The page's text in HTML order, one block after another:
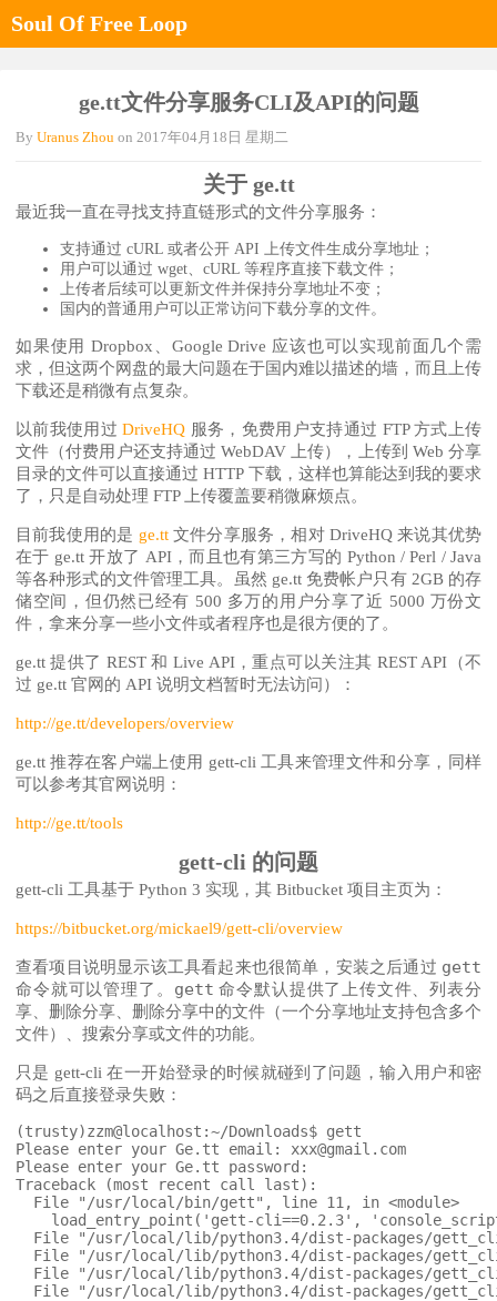
Soul Of Free Loop
ge.tt文件分享服务CLI及API的问题
By Uranus Zhou on 2017年04月18日 星期二
关于 ge.tt
最近我一直在寻找支持直链形式的文件分享服务：
支持通过 cURL 或者公开 API 上传文件生成分享地址；
用户可以通过 wget、cURL 等程序直接下载文件；
上传者后续可以更新文件并保持分享地址不变；
国内的普通用户可以正常访问下载分享的文件。
如果使用 Dropbox、Google Drive 应该也可以实现前面几个需
求，但这两个网盘的最大问题在于国内难以描述的墙，而且上传
下载还是稍微有点复杂。
以前我使用过DriveHQ 服务，免费用户支持通过 FTP 方式上传
文件（付费用户还支持通过 WebDAV 上传），上传到 Web 分享
目录的文件可以直接通过 HTTP 下载，这样也算能达到我的要求
了，只是自动处理 FTP 上传覆盖要稍微麻烦点。
目前我使用的是 ge.tt文件分享服务，相对 DriveHQ 来说其优势
在于 ge.tt 开放了 API，而且也有第三方写的 Python / Perl / Java
等各种形式的文件管理工具。虽然 ge.tt 免费帐户只有 2GB 的存
储空间，但仍然已经有 500 多万的用户分享了近 5000 万份文
件，拿来分享一些小文件或者程序也是很方便的了。
ge.tt 提供了 REST 和 Live API，重点可以关注其 REST API（不
过 ge.tt 官网的 API 说明文档暂时无法访问）：
http://ge.tt/developers/overview
ge.tt 推荐在客户端上使用 gett-cli 工具来管理文件和分享，同样
可以参考其官网说明：
http://ge.tt/tools
gett-cli 的问题
gett-cli 工具基于 Python 3 实现，其 Bitbucket 项目主页为：
https://bitbucket.org/mickael9/gett-cli/overview
查看项目说明显示该工具看起来也很简单，安装之后通过 gett
命令就可以管理了。 gett 命令默认提供了上传文件、列表分
享、删除分享、删除分享中的文件（一个分享地址支持包含多个
文件）、搜索分享或文件的功能。
只是 gett-cli 在一开始登录的时候就碰到了问题，输入用户和密
码之后直接登录失败：
(trusty)zzm@localhost:~/Downloads$ gett
Please enter your Ge.tt email: xxx@gmail.com
Please enter your Ge.tt password:
Traceback (most recent call last):
  File "/usr/local/bin/gett", line 11, in <module>
load_entry_point('gett-cli==0.2.3',
File "/usr/local/lib/python3.4/dist-packages/
File "/usr/local/lib/python3.4/dist-packages/
File "/usr/local/lib/python3.4/dist-packages/
File "/usr/local/lib/python3.4/dist-packages/